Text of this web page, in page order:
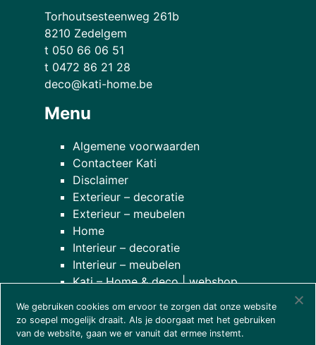
Torhoutsesteenweg 261b
8210 Zedelgem
t 050 66 06 51
t 0472 86 21 28
deco@kati-home.be
Menu
Algemene voorwaarden
Contacteer Kati
Disclaimer
Exterieur – decoratie
Exterieur – meubelen
Home
Interieur – decoratie
Interieur – meubelen
Kati – Home & deco | webshop
over onze winkel
We gebruiken cookies om ervoor te zorgen dat onze website
zo soepel mogelijk draait. Als je doorgaat met het gebruiken
van de website, gaan we er vanuit dat ermee instemt.